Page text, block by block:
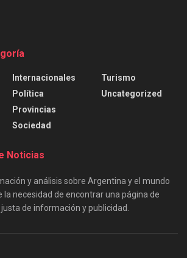
Internacionales
Política
Provincias
Sociedad
Turismo
Uncategorized
Noticias
y análisis sobre Argentina y el mundo
la necesidad de encontrar una página de
de información y publicidad.